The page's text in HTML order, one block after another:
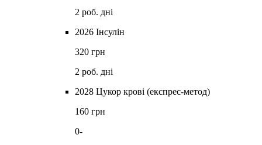
2 роб. дні
2026 Інсулін
320 грн
2 роб. дні
2028 Цукор крові (експрес-метод)
160 грн
0-